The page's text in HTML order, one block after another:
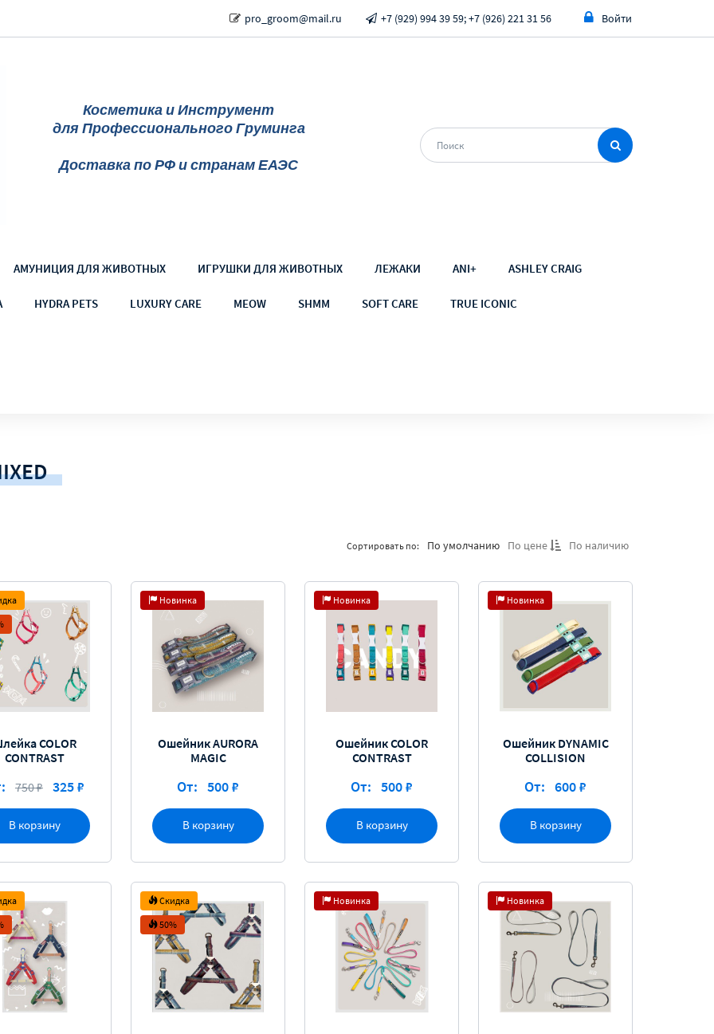
pro_groom@mail.ru +7 (929) 994 39 59; +7 (926) 221 31 56 Войти
Косметика и Инструмент
для Профессионального Груминга
Доставка по РФ и странам ЕАЭС
АМУНИЦИЯ ДЛЯ ЖИВОТНЫХ ИГРУШКИ ДЛЯ ЖИВОТНЫХ ЛЕЖАКИ ANI+ ASHLEY CRAIG
HYDRA PETS LUXURY CARE MEOW SHMM SOFT CARE TRUE ICONIC
Сортировать по: По умолчанию По цене По наличию
В корзину
COLOR
CONTRAST
750 ₽ 325 ₽
Новинка
В корзину
Ошейник AURORA
MAGIC
От: 500 ₽
Новинка
В корзину
Ошейник COLOR
CONTRAST
От: 500 ₽
Новинка
В корзину
Ошейник DYNAMIC
COLLISION
От: 600 ₽
Скидка
50%
Новинка Новинка